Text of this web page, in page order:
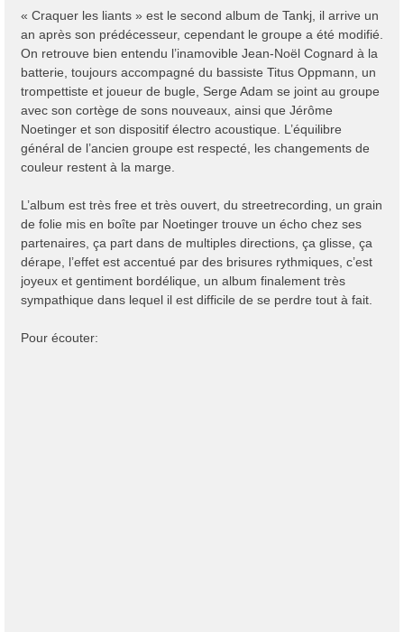
« Craquer les liants » est le second album de Tankj, il arrive un
an après son prédécesseur, cependant le groupe a été modifié.
On retrouve bien entendu l’inamovible Jean-Noël Cognard à la
batterie, toujours accompagné du bassiste Titus Oppmann, un
trompettiste et joueur de bugle, Serge Adam se joint au groupe
avec son cortège de sons nouveaux, ainsi que Jérôme
Noetinger et son dispositif électro acoustique. L’équilibre
général de l’ancien groupe est respecté, les changements de
couleur restent à la marge.
L’album est très free et très ouvert, du streetrecording, un grain
de folie mis en boîte par Noetinger trouve un écho chez ses
partenaires, ça part dans de multiples directions, ça glisse, ça
dérape, l’effet est accentué par des brisures rythmiques, c’est
joyeux et gentiment bordélique, un album finalement très
sympathique dans lequel il est difficile de se perdre tout à fait.
Pour écouter: